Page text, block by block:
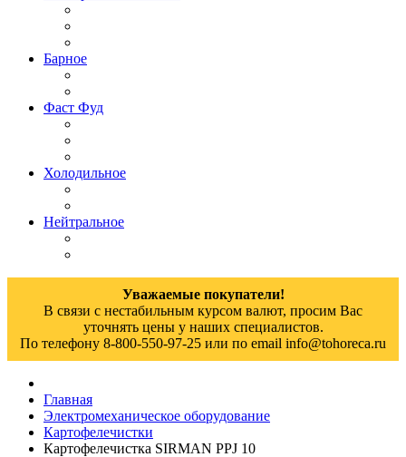
Барное
Фаст Фуд
Холодильное
Нейтральное
Уважаемые покупатели!
В связи с нестабильным курсом валют, просим Вас
уточнять цены у наших специалистов.
По телефону 8-800-550-97-25 или по email info@tohoreca.ru
Главная
Электромеханическое оборудование
Картофелечистки
Картофелечистка SIRMAN РРJ 10